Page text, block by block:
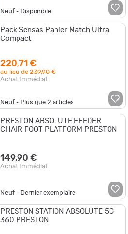
Neuf - Disponible
Pack Sensas Panier Match Ultra
Compact
220,71 €
au lieu de239,90 €
Achat Immédiat
Neuf - Plus que2 articles
PRESTON ABSOLUTE FEEDER
CHAIR FOOT PLATFORM PRESTON
149,90 €
Achat Immédiat
Neuf - Dernier exemplaire
PRESTON STATION ABSOLUTE 5G
360 PRESTON